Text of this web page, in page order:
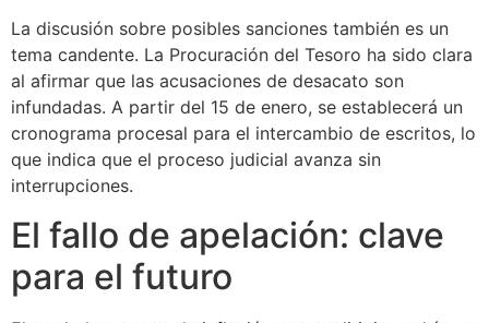
La discusión sobre posibles sanciones también es un
tema candente. La Procuración del Tesoro ha sido clara
al afirmar que las acusaciones de desacato son
infundadas. A partir del 15 de enero, se establecerá un
cronograma procesal para el intercambio de escritos, lo
que indica que el proceso judicial avanza sin
interrupciones.
El fallo de apelación: clave
para el futuro